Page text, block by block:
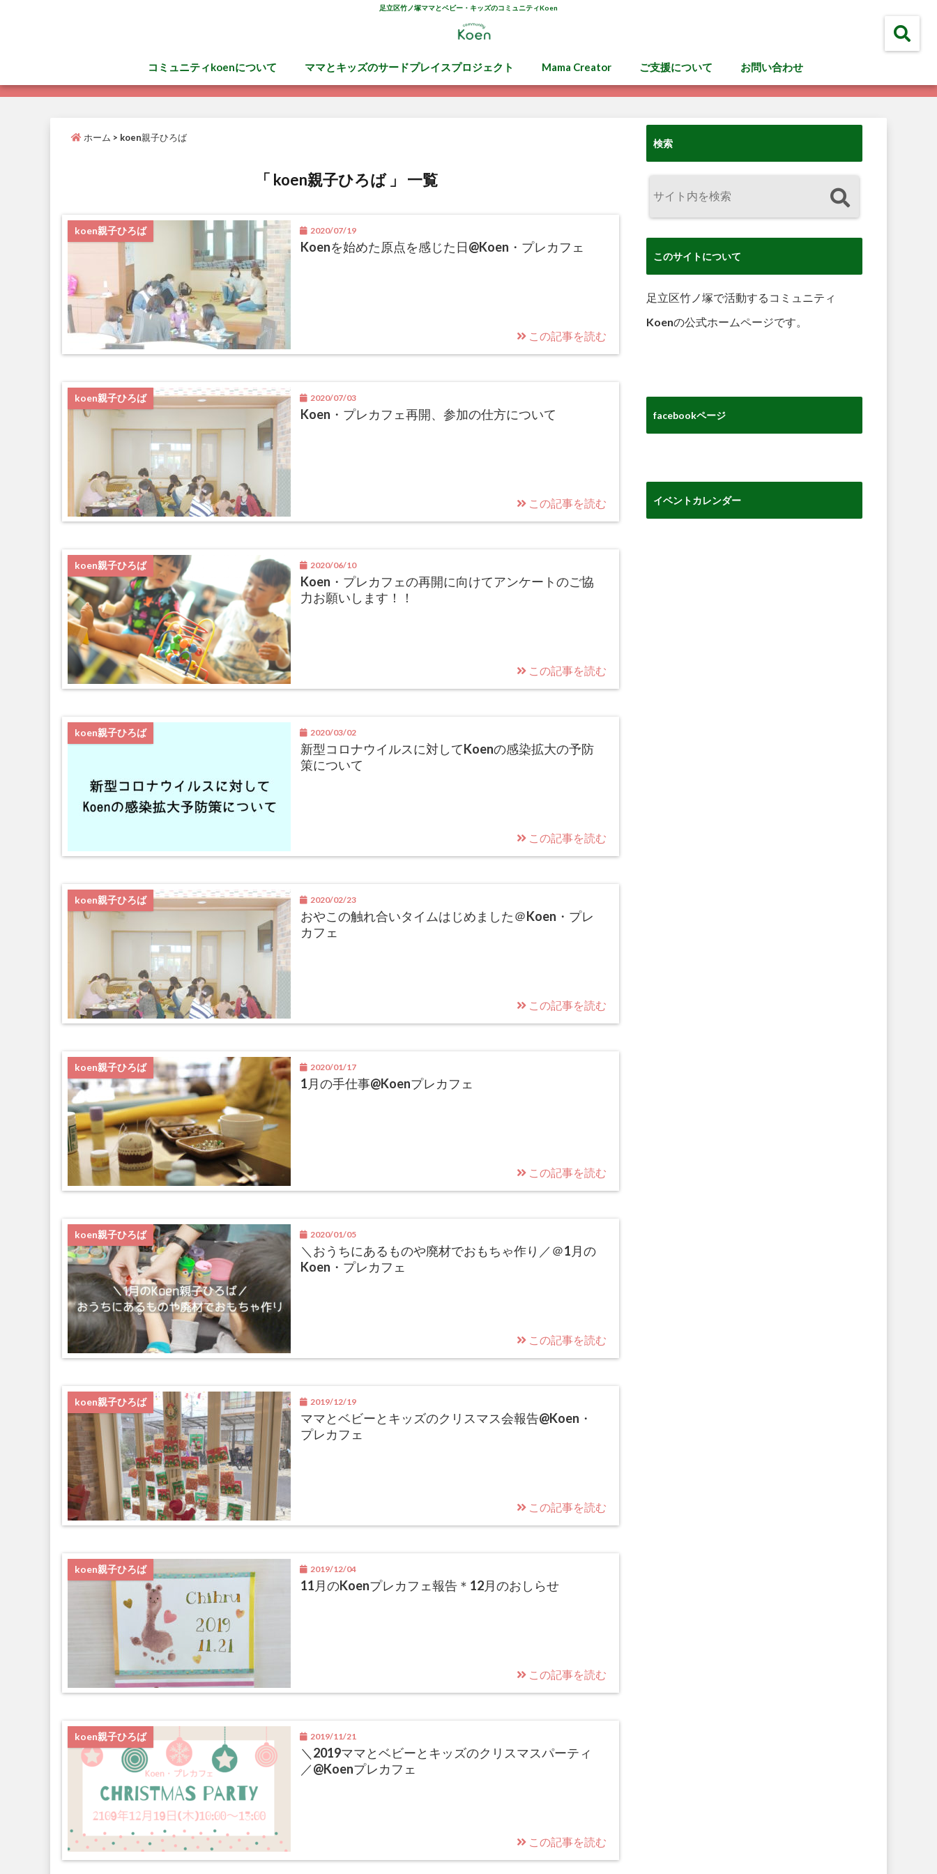
足立区竹ノ塚ママとベビー・キッズのコミュニティKoen
コミュニティkoenについて ママとキッズのサードプレイスプロジェクト Mama Creator ご支援について お問い合わせ
ホーム > koen親子ひろば
「 koen親子ひろば 」 一覧
koen親子ひろば 2020/07/19
Koenを始めた原点を感じた日@Koen・プレカフェ
この記事を読む
koen親子ひろば 2020/07/03
Koen・プレカフェ再開、参加の仕方について
この記事を読む
koen親子ひろば 2020/06/10
Koen・プレカフェの再開に向けてアンケートのご協
力お願いします！！
この記事を読む
koen親子ひろば 2020/03/02
新型コロナウイルスに対してKoenの感染拡大の予防
策について
この記事を読む
koen親子ひろば 2020/02/23
おやこの触れ合いタイムはじめました＠Koen・プレ
カフェ
この記事を読む
koen親子ひろば 2020/01/17
1月の手仕事@Koenプレカフェ
この記事を読む
koen親子ひろば 2020/01/05
＼おうちにあるものや廃材でおもちゃ作り／＠1月の
Koen・プレカフェ
この記事を読む
koen親子ひろば 2019/12/19
ママとベビーとキッズのクリスマス会報告@Koen・
プレカフェ
この記事を読む
koen親子ひろば 2019/12/04
11月のKoenプレカフェ報告＊12月のおしらせ
この記事を読む
koen親子ひろば 2019/11/21
＼2019ママとベビーとキッズのクリスマスパーティ
／@Koenプレカフェ
この記事を読む
検索
このサイトについて
足立区竹ノ塚で活動するコミュニティ
Koenの公式ホームページです。
facebookページ
イベントカレンダー